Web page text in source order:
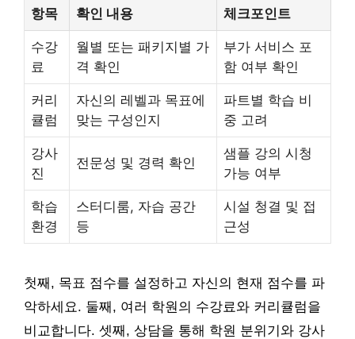
항목 확인 내용 체크포인트
수강
료
월별 또는 패키지별 가
격 확인
부가 서비스 포
함 여부 확인
커리
큘럼
자신의 레벨과 목표에
맞는 구성인지
파트별 학습 비
중 고려
강사
진
전문성 및 경력 확인
샘플 강의 시청
가능 여부
학습
환경
스터디룸, 자습 공간
등
시설 청결 및 접
근성
첫째, 목표 점수를 설정하고 자신의 현재 점수를 파
악하세요. 둘째, 여러 학원의 수강료와 커리큘럼을
비교합니다. 셋째, 상담을 통해 학원 분위기와 강사